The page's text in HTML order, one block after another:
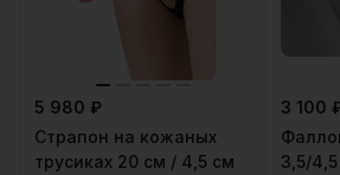
5 980 ₽
Страпон на кожаных
трусиках 20 см / 4,5 см
3 100
3,5/